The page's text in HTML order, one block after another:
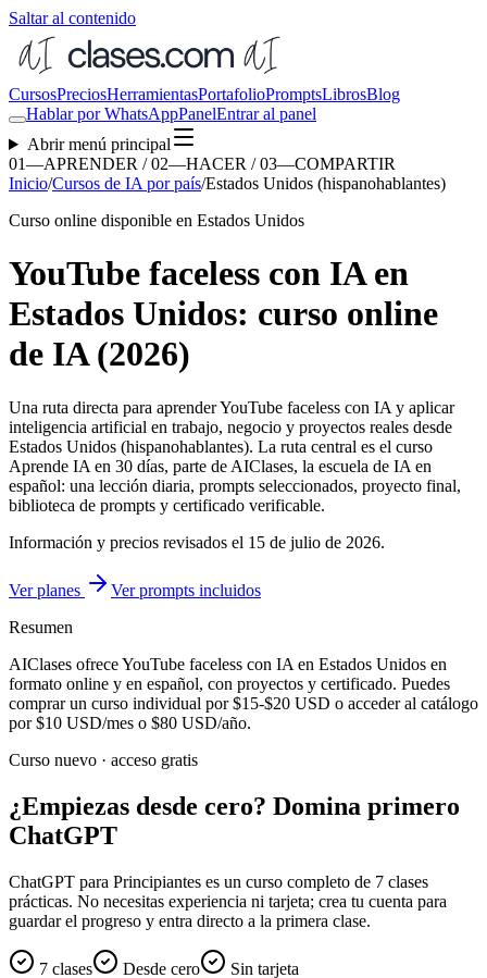
Saltar al contenido
CursosPreciosHerramientasPortafolioPromptsLibrosBlog
Hablar por WhatsAppPanelEntrar al panel
Abrir menú principal
01—APRENDER / 02—HACER / 03—COMPARTIR
Inicio/Cursos de IA por país/Estados Unidos (hispanohablantes)
Curso online disponible en Estados Unidos
YouTube faceless con IA en
Estados Unidos: curso online
de IA (2026)
Una ruta directa para aprenderYouTube faceless con IA y aplicar
inteligencia artificial en trabajo, negocio y proyectos reales desde
Estados Unidos (hispanohablantes). La ruta central es el curso
Aprende IA en 30 días, parte de AIClases, la escuela de IA en
español: una lección diaria, prompts seleccionados, proyecto final,
biblioteca de prompts y certificado verificable.
Información y precios revisados el 15 de julio de 2026.
Ver planes
Ver prompts incluidos
Resumen
AIClases ofreceYouTube faceless con IA en Estados Unidos en
formato online y en español, con proyectos y certificado. Puedes
comprar un curso individual por$15-$20 USD o acceder al catálogo
por$10 USD/mes o $80 USD/año.
Curso nuevo · acceso gratis
¿Empiezas desde cero? Domina primero
ChatGPT
ChatGPT para Principiantes es un curso completo de 7 clases
prácticas. No necesitas experiencia ni tarjeta; crea tu cuenta para
guardar el progreso y entra directo a la primera clase.
7 clases Desde cero
Sin tarjeta